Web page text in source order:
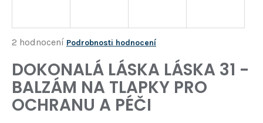
Průměrné
produktu
je
1,5
2 hodnocení Podrobnosti hodnocení
DOKONALÁ LÁSKA LÁSKA 31 -
BALZÁM NA TLAPKY PRO
OCHRANU A PÉČI
p
o
u
č
u
j